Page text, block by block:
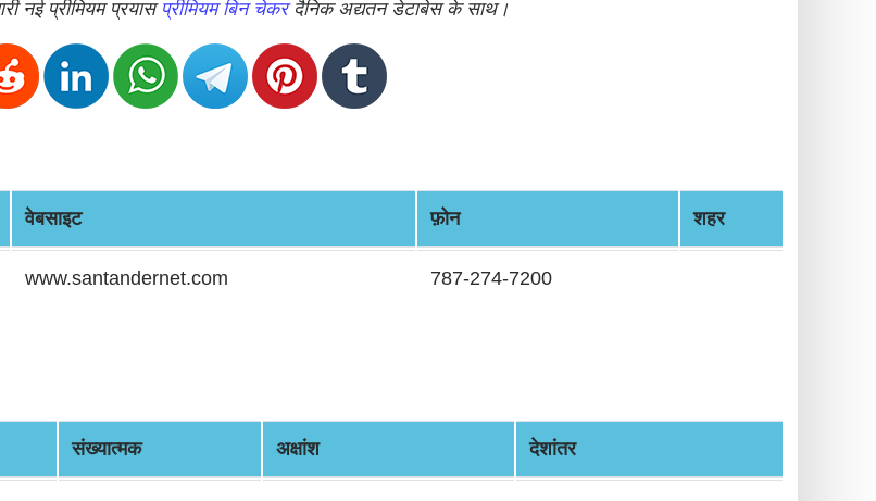
नई प्रीमियम प्रयासप्रीमियम बिन चेकरदैनिक अद्यतन डेटाबेस के साथ।
वेबसाइट फ़ोन शहर
www.santandernet.com 787-274-7200
संख्यात्मक अक्षांश देशांतर